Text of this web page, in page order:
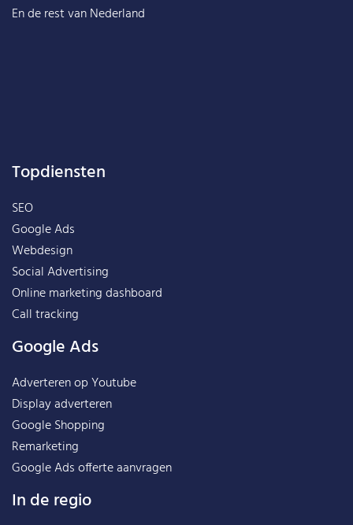
En de rest vanNederland
Topdiensten
SEO
Google Ads
Webdesign
Social Advertising
Online marketing dashboard
Call tracking
Google Ads
Adverteren op Youtube
Display adverteren
Google Shopping
Remarketing
Google Ads offerte aanvragen
In de regio